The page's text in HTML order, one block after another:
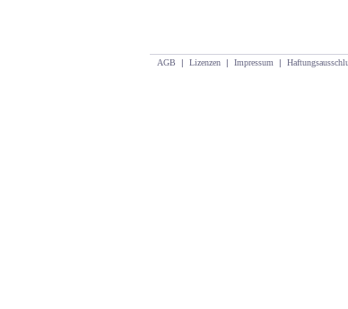
AGB | Lizenzen | Impressum |